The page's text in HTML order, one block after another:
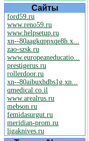
Сайты
ford59.ru
www.reno59.ru
www.helpsetup.ru
xn--80aagkqppxqe8h.x...
zao-szsk.ru
www.europeaneducatio...
prestigerus.ru
rollerdoor.ru
xn--80aibuxhdbs1g.xn...
qmedical.co.il
www.arealrus.ru
mebson.ru
femidasurgut.ru
meridian-prom.ru
ligaknives.ru